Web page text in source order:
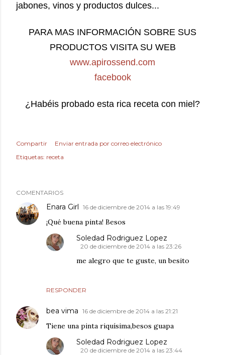
jabones, vinos y productos dulces...
PARA MAS INFORMACIÓN SOBRE SUS
PRODUCTOS VISITA SU WEB
www.apirossend.com
facebook
¿Habéis probado esta rica receta con miel?
Compartir
Enviar entrada por correo electrónico
Etiquetas: receta
COMENTARIOS
Enara Girl 16 de diciembre de 2014 a las 19:49
¡Qué buena pinta! Besos
RESPONDER
Soledad Rodriguez Lopez
20 de diciembre de 2014 a las 23:26
me alegro que te guste, un besito
bea vima 16 de diciembre de 2014 a las 21:21
Tiene una pinta riquísima,besos guapa
Soledad Rodriguez Lopez
20 de diciembre de 2014 a las 23:44